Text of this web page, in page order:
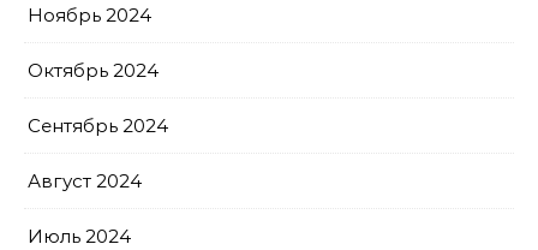
Ноябрь 2024
Октябрь 2024
Сентябрь 2024
Август 2024
Июль 2024